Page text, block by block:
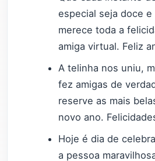
especial seja doce e
merece toda a
amiga virtual. Feliz
A telinha nos uniu,
fez amigas de
reserve as mais
novo ano.
Hoje é dia de
a pessoa